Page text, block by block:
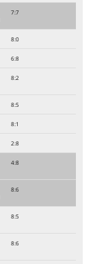
7:7
8:0
6:8
8:2
8:5
8:1
2:8
4:8
8:6
8:5
8:6